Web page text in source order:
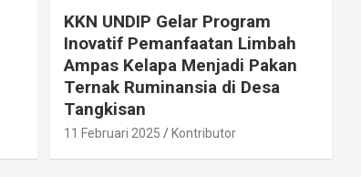
KKN UNDIP Gelar Program
Inovatif Pemanfaatan Limbah
Ampas Kelapa Menjadi Pakan
Ternak Ruminansia di Desa
Tangkisan
11 Februari 2025 Kontributor